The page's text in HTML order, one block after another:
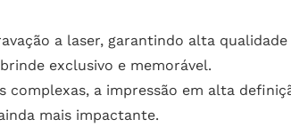
a laser, garantindo alta
exclusivo e memorável.
complexas, a impressão em alta
mais impactante.